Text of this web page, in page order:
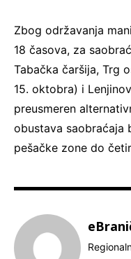
Zbog održavanja
18 časova, za
Tabačka čaršija, Trg
15. oktobra) i
preusmeren
obustava saobraćaja
pešačke zone do